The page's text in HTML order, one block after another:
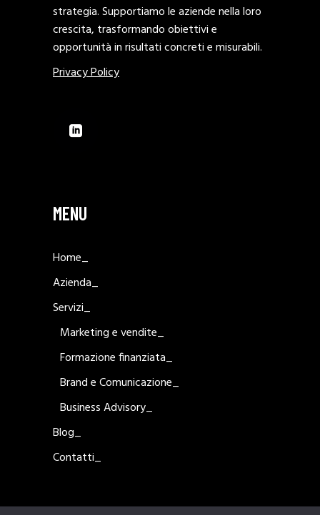
strategia. Supportiamo le aziende nella loro
crescita, trasformando obiettivi e
opportunità in risultati concreti e misurabili.
Privacy Policy
MENU
Home_
Azienda_
Servizi_
Marketing e vendite_
Formazione finanziata_
Brand e Comunicazione_
Business Advisory_
Blog_
Contatti_